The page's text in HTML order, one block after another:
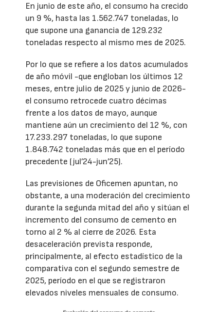
En junio de este año, el consumo ha crecido
un 9 %, hasta las 1.562.747 toneladas, lo
que supone una ganancia de 129.232
toneladas respecto al mismo mes de 2025.
Por lo que se refiere a los datos acumulados
de año móvil -que engloban los últimos 12
meses, entre julio de 2025 y junio de 2026-
el consumo retrocede cuatro décimas
frente a los datos de mayo, aunque
mantiene aún un crecimiento del 12 %, con
17.233.297 toneladas, lo que supone
1.848.742 toneladas más que en el período
precedente (jul’24-jun’25).
Las previsiones de Oficemen apuntan, no
obstante, a una moderación del crecimiento
durante la segunda mitad del año y sitúan el
incremento del consumo de cemento en
torno al 2 % al cierre de 2026. Esta
desaceleración prevista responde,
principalmente, al efecto estadístico de la
comparativa con el segundo semestre de
2025, período en el que se registraron
elevados niveles mensuales de consumo.